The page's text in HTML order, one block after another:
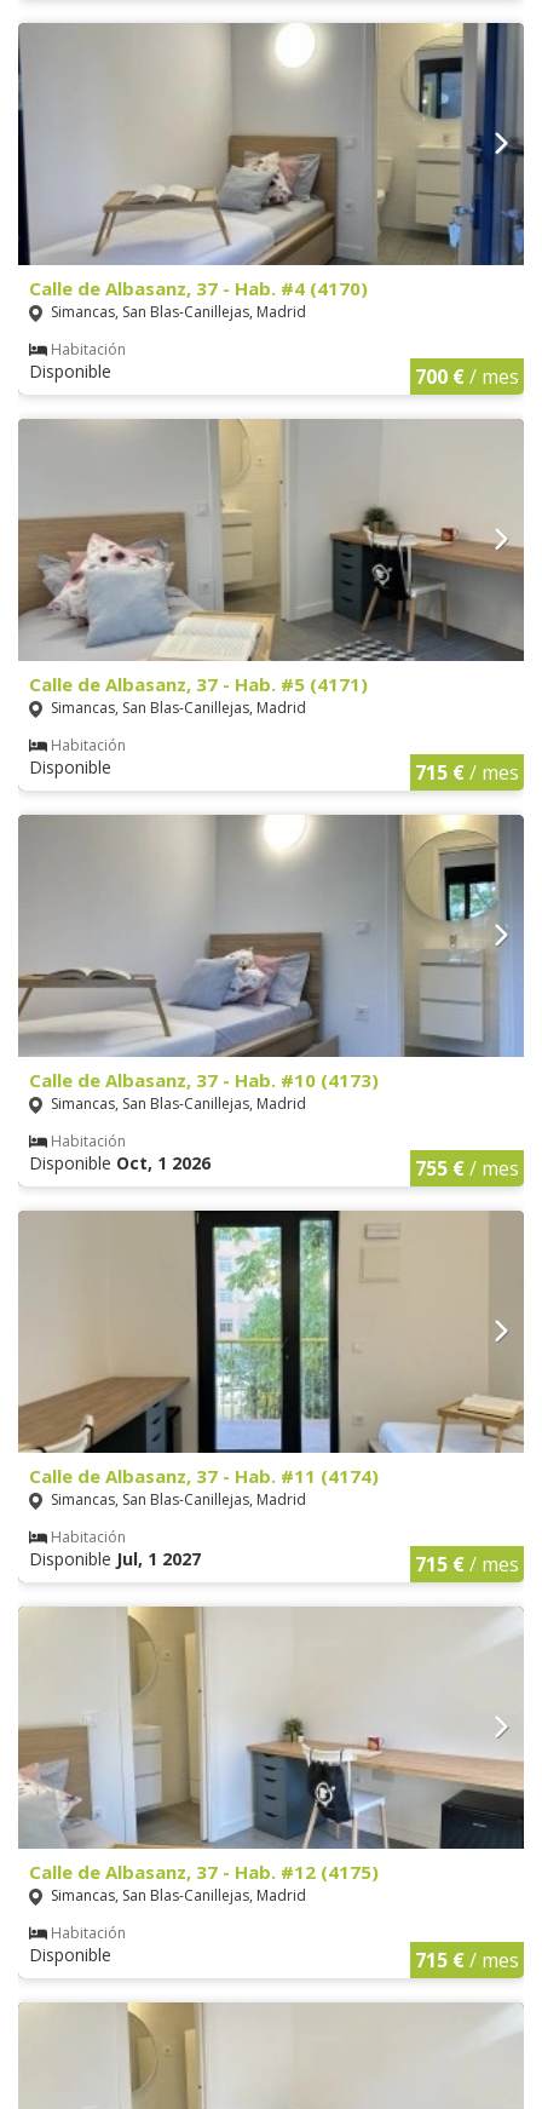
Calle de Albasanz, 37 - Hab. #4 (4170)
Simancas, San Blas-Canillejas, Madrid
Habitación
Disponible 700 €/ mes
Calle de Albasanz, 37 - Hab. #5 (4171)
Simancas, San Blas-Canillejas, Madrid
Habitación
Disponible 715 €/ mes
Calle de Albasanz, 37 - Hab. #10 (4173)
Simancas, San Blas-Canillejas, Madrid
Habitación
Disponible Oct, 1 2026 755 €/ mes
Calle de Albasanz, 37 - Hab. #11 (4174)
Simancas, San Blas-Canillejas, Madrid
Habitación
Disponible Jul, 1 2027 715 €/ mes
Calle de Albasanz, 37 - Hab. #12 (4175)
Simancas, San Blas-Canillejas, Madrid
Habitación
Disponible 715 €/ mes